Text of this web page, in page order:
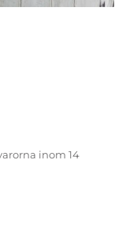
inom 14